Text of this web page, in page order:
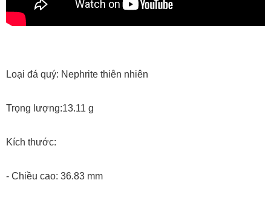
Loại đá quý: Nephrite thiên nhiên
Trọng lượng:13.11 g
Kích thước:
- Chiều cao: 36.83 mm